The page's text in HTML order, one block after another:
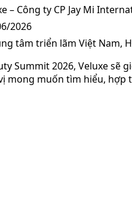
– Công ty CP Jay Mi
2026
tâm triển lãm Việt Nam,
Summit 2026, Veluxe
mong muốn tìm hiểu, hợp